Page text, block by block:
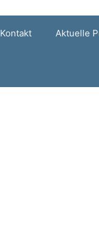
Kontakt Aktuelle